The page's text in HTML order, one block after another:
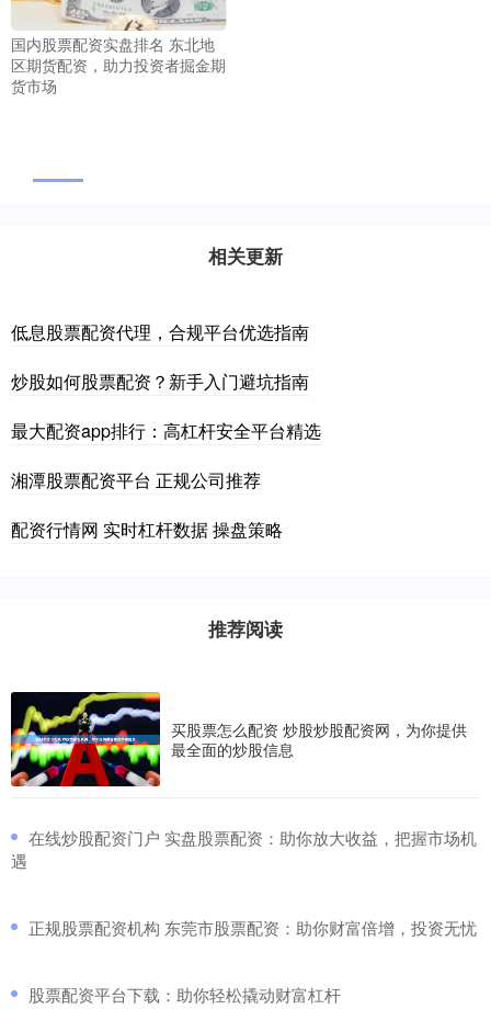
国内股票配资实盘排名 东北地
区期货配资，助力投资者掘金期
货市场
相关更新
低息股票配资代理，合规平台优选指南
炒股如何股票配资？新手入门避坑指南
最大配资app排行：高杠杆安全平台精选
湘潭股票配资平台 正规公司推荐
配资行情网 实时杠杆数据 操盘策略
推荐阅读
买股票怎么配资 炒股炒股配资网，为你提供
最全面的炒股信息
​在线炒股配资门户 实盘股票配资：助你放大收益，把握市场机
遇
​正规股票配资机构 东莞市股票配资：助你财富倍增，投资无忧
​股票配资平台下载：助你轻松撬动财富杠杆